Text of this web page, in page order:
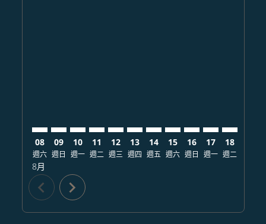
08
週六
8月
09
週日
10
週一
11
週二
12
週三
13
週四
14
週五
15
週六
16
週日
17
週一
18
週二
chevron_left chevron_right